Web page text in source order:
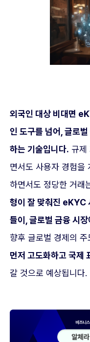
외국인 대상 비대면
인 도구를 넘어, 글로
하는 기술입니다. 규제
면서도 사용자 경험을
하면서도 정당한 거래
형이 잘 맞춰진 eKYC
들이, 글로벌 금융 시
향후 글로벌 경제의 주
먼저 고도화하고 국제
갈 것으로 예상됩니다.